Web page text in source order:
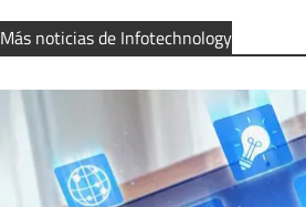
Más noticias de Infotechnology